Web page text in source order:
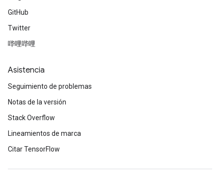
GitHub
Twitter
哔哩哔哩
Asistencia
Seguimiento de problemas
Notas de la versión
Stack Overflow
Lineamientos de marca
Citar TensorFlow